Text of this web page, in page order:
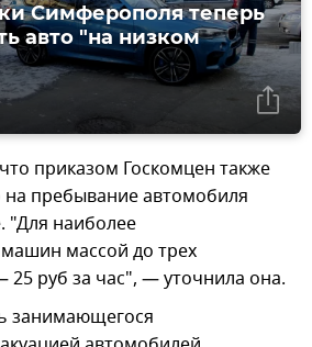
Симферополя теперь
авто "на низком
приказом Госкомцен также
пребывание автомобиля
наиболее
массой до трех
руб за час", — уточнила она.
занимающегося